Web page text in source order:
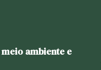
ambiente e